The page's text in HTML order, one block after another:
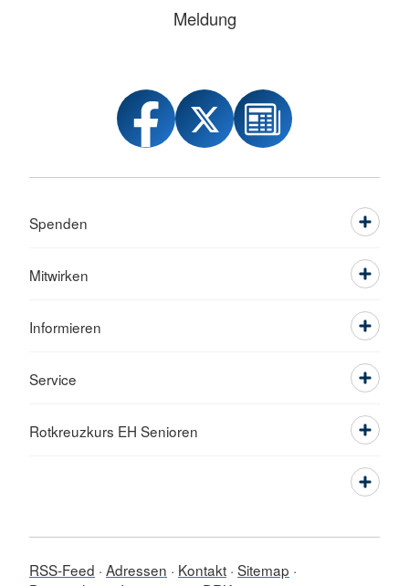
Meldung
Spenden
Mitwirken
Informieren
Service
Rotkreuzkurs EH Senioren
RSS-Feed Adressen Kontakt Sitemap